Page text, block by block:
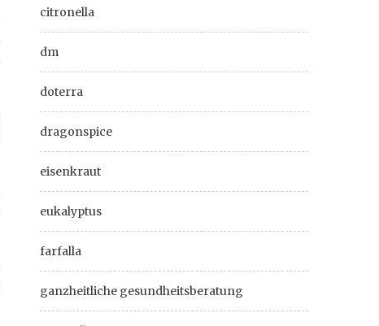
citronella
dm
doterra
dragonspice
eisenkraut
eukalyptus
farfalla
ganzheitliche gesundheitsberatung